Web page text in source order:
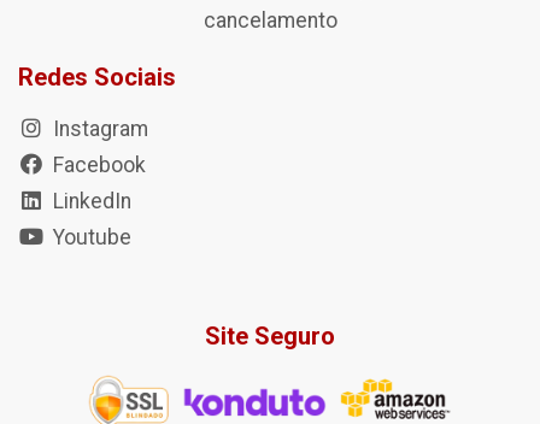
cancelamento
Redes Sociais
Instagram
Facebook
LinkedIn
Youtube
Site Seguro